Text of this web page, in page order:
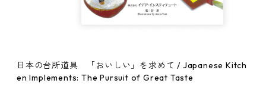
日本の台所道具 「おいしい」を求めて / Japanese Kitch
en Implements: The Pursuit of Great Taste